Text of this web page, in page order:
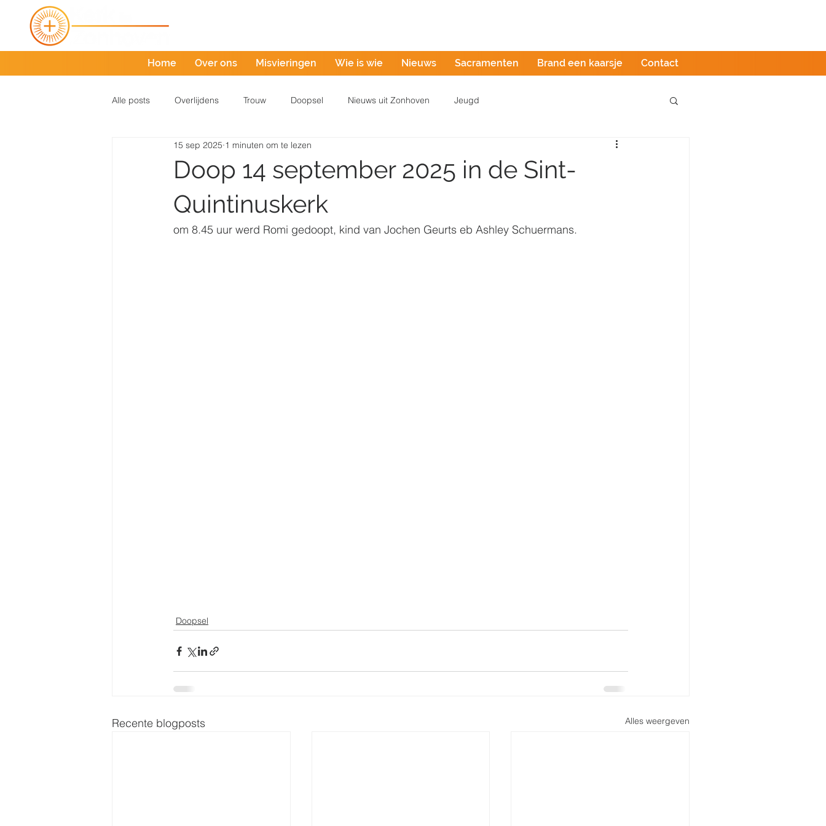
Home Over ons Misvieringen Wie is wie Nieuws Sacramenten Brand een kaarsje Contact
Alle posts Overlijdens Trouw Doopsel Nieuws uit Zonhoven Jeugd
Doop 14 september 2025 in de Sint-
Quintinuskerk
15 sep 2025 1 minuten om te lezen
om 8.45 uur werd Romi gedoopt, kind van Jochen Geurts eb Ashley Schuermans.
Doopsel
Recente blogposts Alles weergeven